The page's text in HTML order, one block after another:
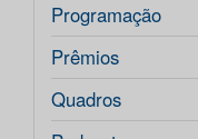
Programação
Prêmios
Quadros